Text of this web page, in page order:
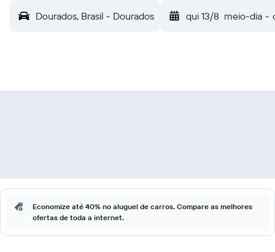
Dourados, Brasil - Dourados qui 13/8 meio-dia -
Economize até 40% no aluguel de carros. Compare as melhores
ofertas de toda a internet.